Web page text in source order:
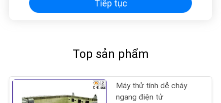
Tiếp tục
Top sản phẩm
Máy thử tính dễ cháy
ngang điện tử